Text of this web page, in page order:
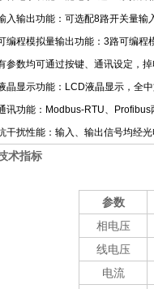
入输出功能：可选配8路开关量输
编程模拟量输出功能：3路可编程
参数均可通过按键、通讯设定，掉
晶显示功能：LCD液晶显示，全
讯功能：Modbus-RTU、Profibus
干扰性能：输入、输出信号均经
术指标
参数
相电压
线电压
电流